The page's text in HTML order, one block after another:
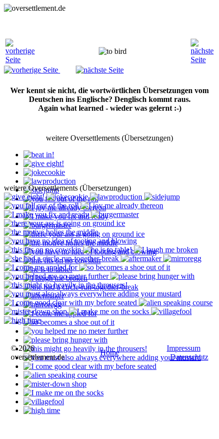
Wer kennt sie nicht, die wortwörtlichen Übersetzungen vom
Deutschen ins Englische? Denglisch kommt raus.
Again what learned - wieder was gelernt :-)
weitere Oversettlements (Übersetzungen)
weitere Oversettlements (Übersetzungen)
© 2026
oversettlement.de
Home
Impressum
Datenschutz